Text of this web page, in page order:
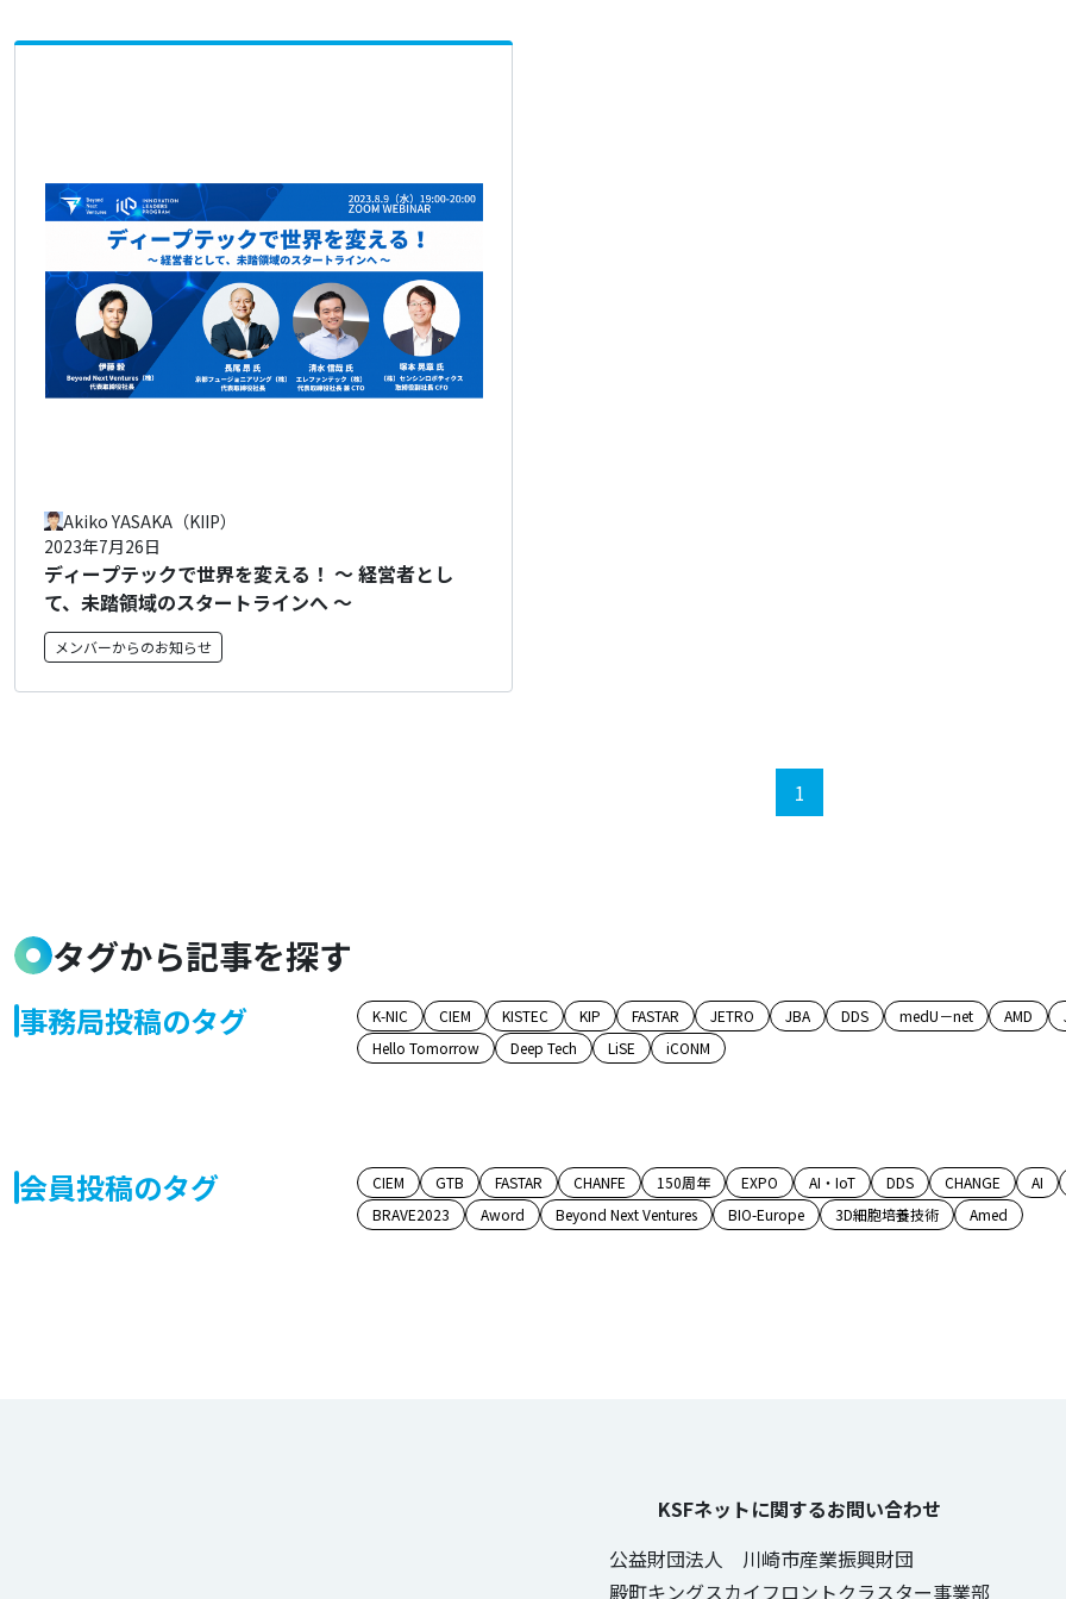
ディープテックで世界を変える！ ～ 経営者とし
て、未踏領域のスタートラインへ ～
2023年7月26日
Akiko YASAKA（KIIP）
メンバーからのお知らせ
1
タグから記事を探す
事務局投稿のタグ K-NIC CIEM KISTEC KIP FASTAR JETRO JBA DDS medU－net AMD
Hello Tomorrow
Deep Tech LiSE iCONM
会員投稿のタグ CIEM GTB FASTAR CHANFE 150周年 EXPO AI・IoT DDS CHANGE AI
BRAVE2023
Aword Beyond Next Ventures BIO-Europe 3D細胞培養技術 Amed
KSFネットに関するお問い合わせ
公益財団法人 川崎市産業振興財団
殿町キングスカイフロントクラスター事業部